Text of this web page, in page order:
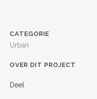
CATEGORIE
Urban
OVER DIT PROJECT
Deel